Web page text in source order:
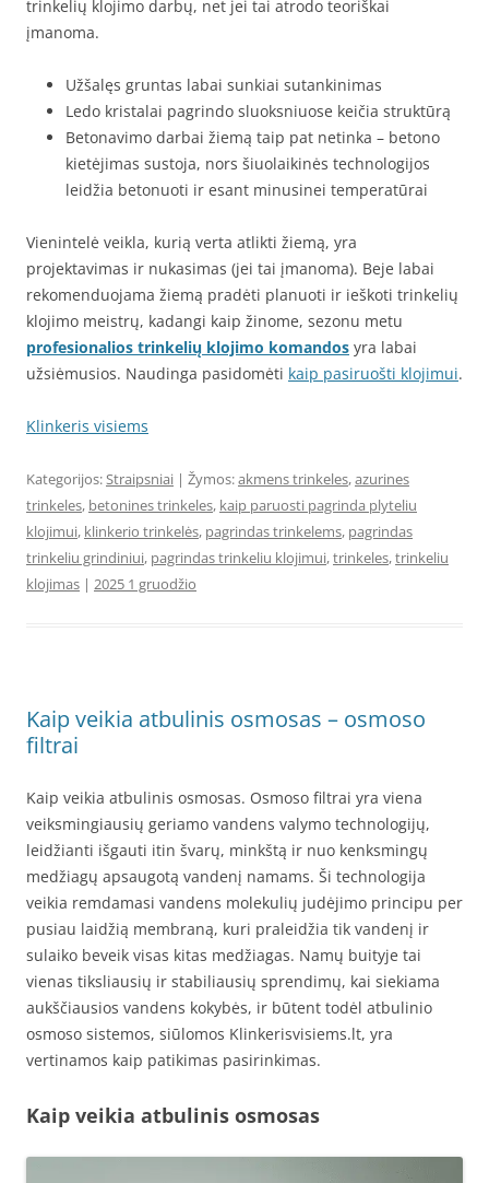
trinkelių klojimo darbų, net jei tai atrodo teoriškai
įmanoma.
Užšalęs gruntas labai sunkiai sutankinimas
Ledo kristalai pagrindo sluoksniuose keičia struktūrą
Betonavimo darbai žiemą taip pat netinka – betono
kietėjimas sustoja, nors šiuolaikinės technologijos
leidžia betonuoti ir esant minusinei temperatūrai
Vienintelė veikla, kurią verta atlikti žiemą, yra
projektavimas ir nukasimas (jei tai įmanoma). Beje labai
rekomenduojama žiemą pradėti planuoti ir ieškoti trinkelių
klojimo meistrų, kadangi kaip žinome, sezonu metu
profesionalios trinkelių klojimo komandos yra labai
užsiėmusios. Naudinga pasidomėti kaip pasiruošti klojimui.
Klinkeris visiems
Kategorijos:Straipsniai | Žymos:akmens trinkeles,azurines
trinkeles, betonines trinkeles, kaip paruosti pagrinda plyteliu
klojimui, klinkerio trinkelės, pagrindas trinkelems, pagrindas
trinkeliu grindiniui, pagrindas trinkeliu klojimui,trinkeles,trinkeliu
klojimas | 2025 1 gruodžio
Kaip veikia atbulinis osmosas – osmoso
filtrai
Kaip veikia atbulinis osmosas. Osmoso filtrai yra viena
veiksmingiausių geriamo vandens valymo technologijų,
leidžianti išgauti itin švarų, minkštą ir nuo kenksmingų
medžiagų apsaugotą vandenį namams. Ši technologija
veikia remdamasi vandens molekulių judėjimo principu per
pusiau laidžią membraną, kuri praleidžia tik vandenį ir
sulaiko beveik visas kitas medžiagas. Namų buityje tai
vienas tiksliausių ir stabiliausių sprendimų, kai siekiama
aukščiausios vandens kokybės, ir būtent todėl atbulinio
osmoso sistemos, siūlomos Klinkerisvisiems.lt, yra
vertinamos kaip patikimas pasirinkimas.
Kaip veikia atbulinis osmosas